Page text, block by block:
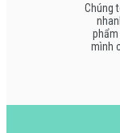
Chúng
mình